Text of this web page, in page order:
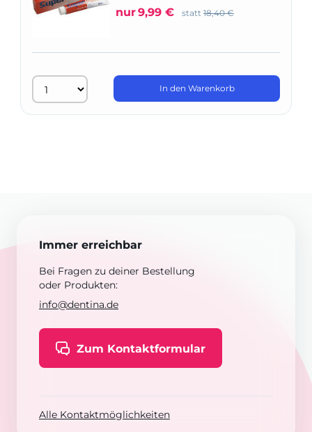
nur9,99 € statt 18,40 €
In den Warenkorb
Immer erreichbar
Bei Fragen zu deiner Bestellung
oder Produkten:
info@dentina.de
Zum Kontaktformular
Alle Kontaktmöglichkeiten